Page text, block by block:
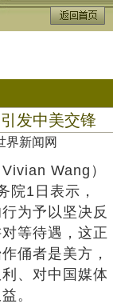
发中美交锋
界新闻网
Wang）
院1日表示，
为予以坚决反
等待遇，这正
俑者是美方，
、对中国媒体
。